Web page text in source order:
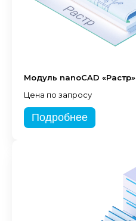
Модуль nanoCAD «Растр»
Цена по запросу
Подробнее